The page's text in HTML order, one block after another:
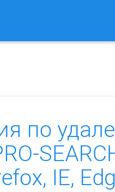
по
IE,